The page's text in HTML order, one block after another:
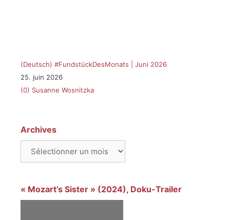
(Deutsch) #FundstückDesMonats | Juni 2026
25. juin 2026
(0) Susanne Wosnitzka
Archives
« Mozart’s Sister » (2024), Doku-Trailer